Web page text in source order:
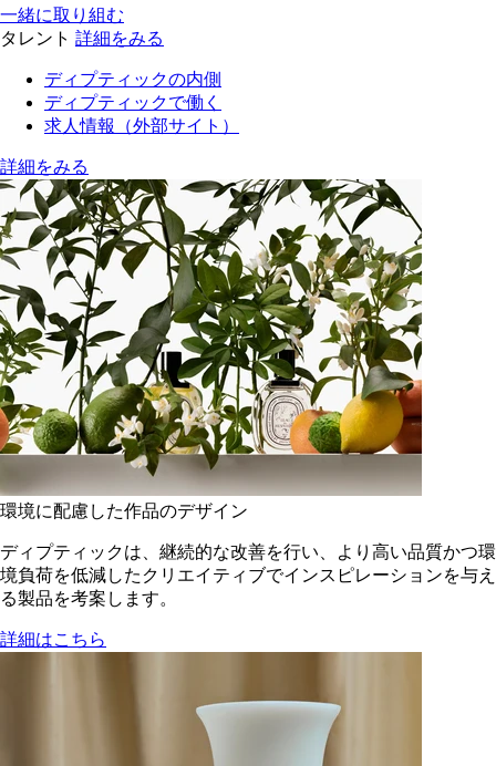
一緒に取り組む
タレント 詳細をみる
ディプティックの内側
ディプティックで働く
求人情報（外部サイト）
詳細をみる
環境に配慮した作品のデザイン
ディプティックは、継続的な改善を行い、より高い品質かつ環
境負荷を低減した​クリエイティブでインスピレーションを与え
る製品を考案します。
詳細はこちら